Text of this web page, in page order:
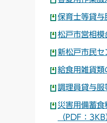
保育士等貸与
松戸市営相模
新松戸市民セ
給食用雑貨類
調理員貸与服
災害用備蓄食
（PDF：3KB